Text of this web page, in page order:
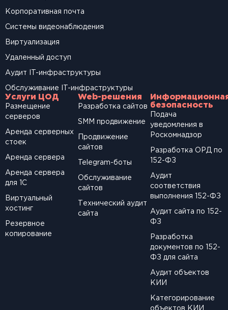
Корпоративная почта
Системы видеонаблюдения
Виртуализация
Удаленный доступ
Аудит IT-инфраструктуры
Обслуживание IT-инфраструктуры
Услуги ЦОД
Размещение
серверов
Аренда серверных
стоек
Аренда сервера
Аренда сервера
для 1С
Виртуальный
хостинг
Резервное
копирование
Web-решения
Разработка сайтов
SМM продвижение
Продвижение
сайтов
Telegram-боты
Обслуживание
сайтов
Технический аудит
сайта
безопасность
Подача
уведомления в
Роскомнадзор
Разработка ОРД по
152-ФЗ
Аудит
соответствия
выполнения 152-ФЗ
Аудит сайта по 152-
ФЗ
Разработка
документов по 152-
ФЗ для сайта
Аудит объектов
КИИ
Категорирование
объектов КИИ